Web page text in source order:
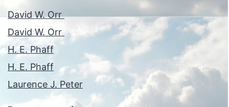
David W. Orr
David W. Orr
H. E. Phaff
H. E. Phaff
Laurence J. Peter